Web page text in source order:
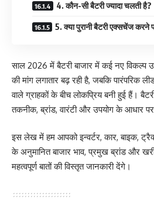
4. कौन-सी बैटरी ज्यादा चलती है?
5. क्या पुरानी बैटरी एक्सचेंज करने
साल 2026 में बैटरी बाजार में कई नए विकल्प
की मांग लगातार बढ़ रही है, जबकि पारंपरिक
वाले ग्राहकों के बीच लोकप्रिय बनी हुई हैं।
तकनीक, ब्रांड, वारंटी और उपयोग के आधार पर
इस लेख में हम आपको इन्वर्टर, कार, बाइक,
के अनुमानित बाजार भाव, प्रमुख ब्रांड और
महत्वपूर्ण बातों की विस्तृत जानकारी देंगे।